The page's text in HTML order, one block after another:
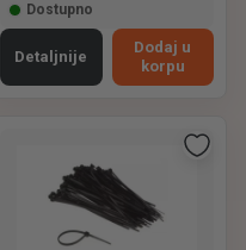
Dostupno
Detaljnije
Dodaj u
korpu